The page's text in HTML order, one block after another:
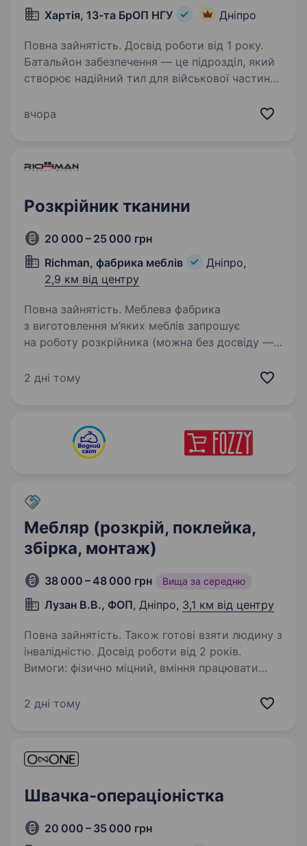
Хартія, 13-та БрОП НГУ Дніпро
Повна зайнятість. Досвід роботи від 1 року.
Батальйон забезпечення — це підрозділ, який
створює надійний тил для військової частини.
логістику, побут та обслуговування, щоб
вчора
Розкрійник тканини
20 000 – 25 000 грн
Richman, фабрика меблів
Дніпро,
2,9 км від центру
Повна зайнятість. Меблева фабрика
з виготовлення м’яких меблів запрошує
на роботу розкрійника (можна без досвіду —
деталей з тканини; уважність;
2 дні тому
Мебляр (розкрій, поклейка,
збірка, монтаж)
38 000 – 48 000 грн Вища за середню
Лузан В.В., ФОП, Дніпро, 3,1 км від центру
Повна зайнятість. Також готові взяти людину з
інвалідністю. Досвід роботи від 2 років.
Вимоги: фізично міцний, вміння працювати
вміння працювати на форматці / поклеєчному
2 дні тому
Швачка-операціоністка
20 000 – 35 000 грн